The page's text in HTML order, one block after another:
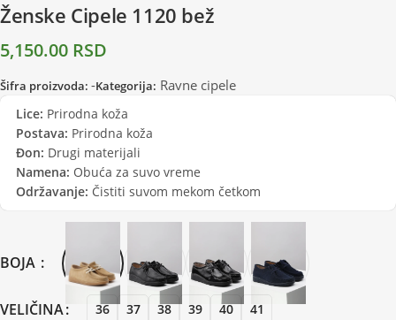
Ženske Cipele 1120 bež
5,150.00 RSD
Šifra proizvoda: -Kategorija: Ravne cipele
Lice: Prirodna koža
Postava: Prirodna koža
Đon: Drugi materijali
Namena: Obuća za suvo vreme
Održavanje: Čistiti suvom mekom četkom
BOJA
VELIČINA 36 37 38 39 40 41